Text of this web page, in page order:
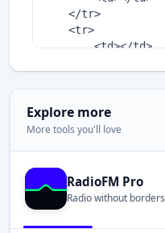
Explore more
More tools you'll love
RadioFM Pro
Radio without borders